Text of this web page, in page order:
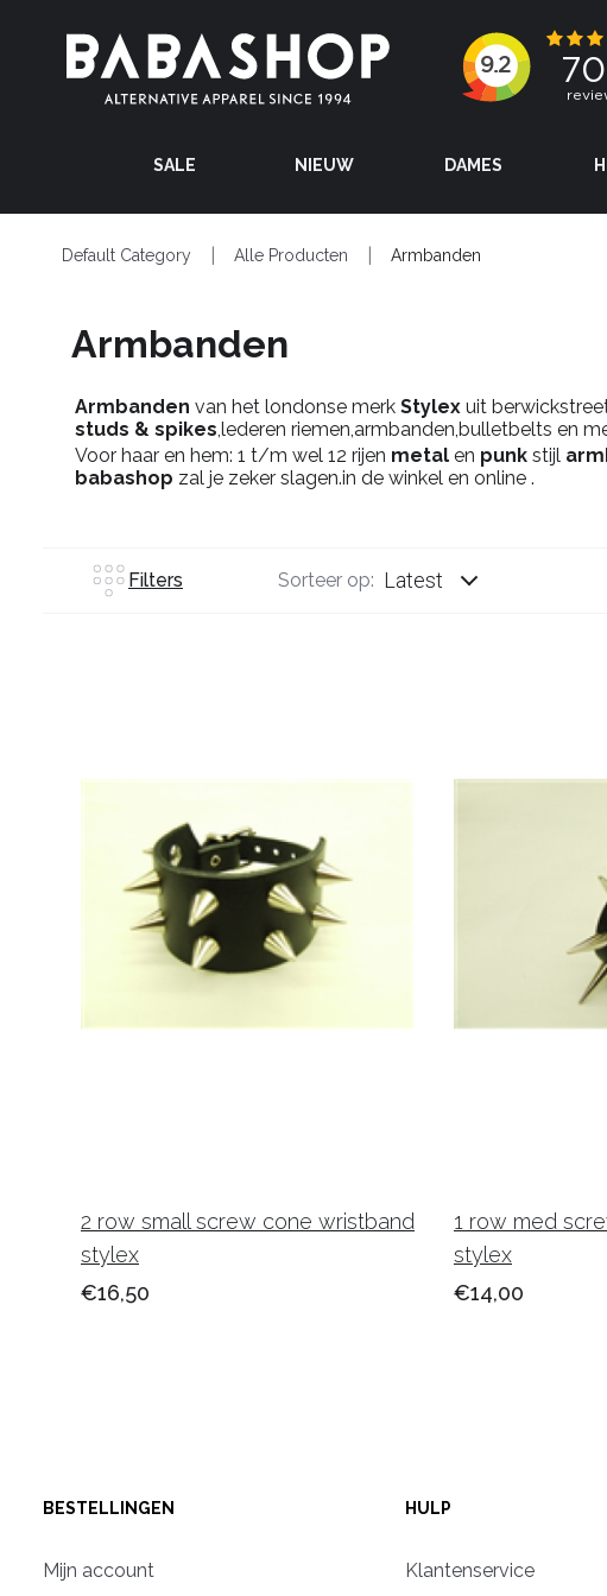
SALE NIEUW DAMES
Default Category Alle Producten Armbanden
Armbanden
Armbanden van het londonse merkStylex uit
studs & spikes,lederen riemen,armbanden,bulletbelts en
Voor haar en hem: 1 t/m wel 12 rijen metal en punk stijl
babashop zal je zeker slagen.in de winkel en online .
Filters Sorteer op: Latest
2 row small screw cone wristband
stylex
€16,50
1 row med
stylex
€14,00
BESTELLINGEN
Mijn account
HULP
Klantenservice